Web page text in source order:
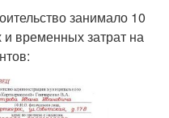
занимало 10
временных затрат на